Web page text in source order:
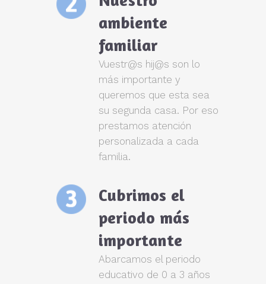
ambiente
familiar
Vuestr@s hij@s son lo
más importante y
queremos que esta sea
su segunda casa. Por eso
prestamos atención
personalizada a cada
familia.
Cubrimos el
periodo más
importante
Abarcamos el periodo
educativo de 0 a 3 años